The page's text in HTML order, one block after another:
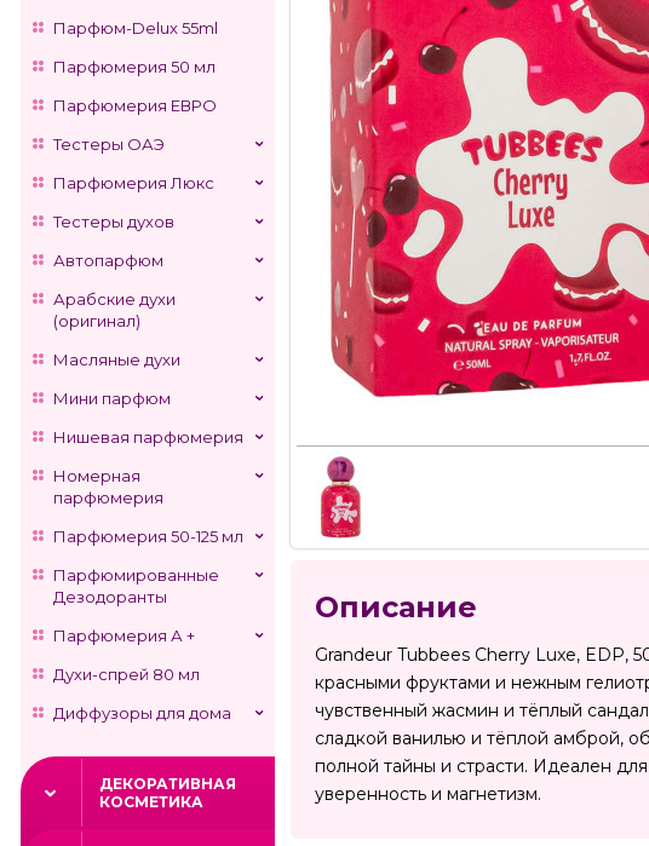
Парфюм-Delux 55ml
Парфюмерия 50 мл
Парфюмерия ЕВРО
Тестеры ОАЭ
Парфюмерия Люкс
Тестеры духов
Автопарфюм
Арабские духи
(оригинал)
Масляные духи
Мини парфюм
Нишевая парфюмерия
Номерная
парфюмерия
Парфюмерия 50-125 мл
Парфюмированные
Дезодоранты
Парфюмерия А +
Духи-спрей 80 мл
Диффузоры для дома
ДЕКОРАТИВНАЯ
КОСМЕТИКА
Описание
Grandeur Tubbees Cherry Luxe, EDP,
красными фруктами и нежным
чувственный жасмин и тёплый
сладкой ванилью и тёплой амброй,
полной тайны и страсти. Идеален
уверенность и магнетизм.